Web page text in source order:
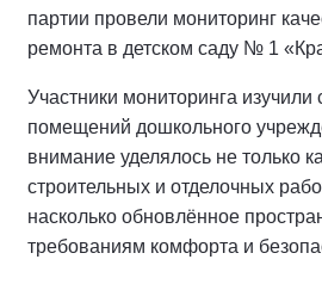
партии провели мониторинг
ремонта в детском саду № 1
Участники мониторинга изучили
помещений дошкольного
внимание уделялось не только
строительных и отделочных
насколько обновлённое
требованиям комфорта и